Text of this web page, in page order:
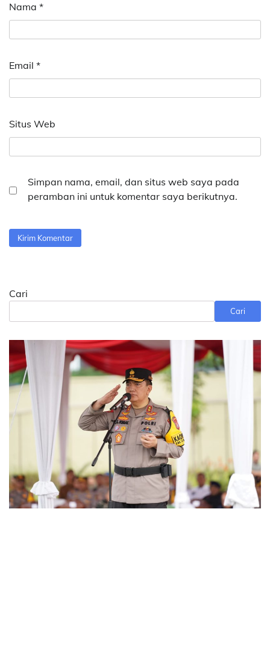
Nama *
Email *
Situs Web
Simpan nama, email, dan situs web saya pada
peramban ini untuk komentar saya berikutnya.
Cari
Cari